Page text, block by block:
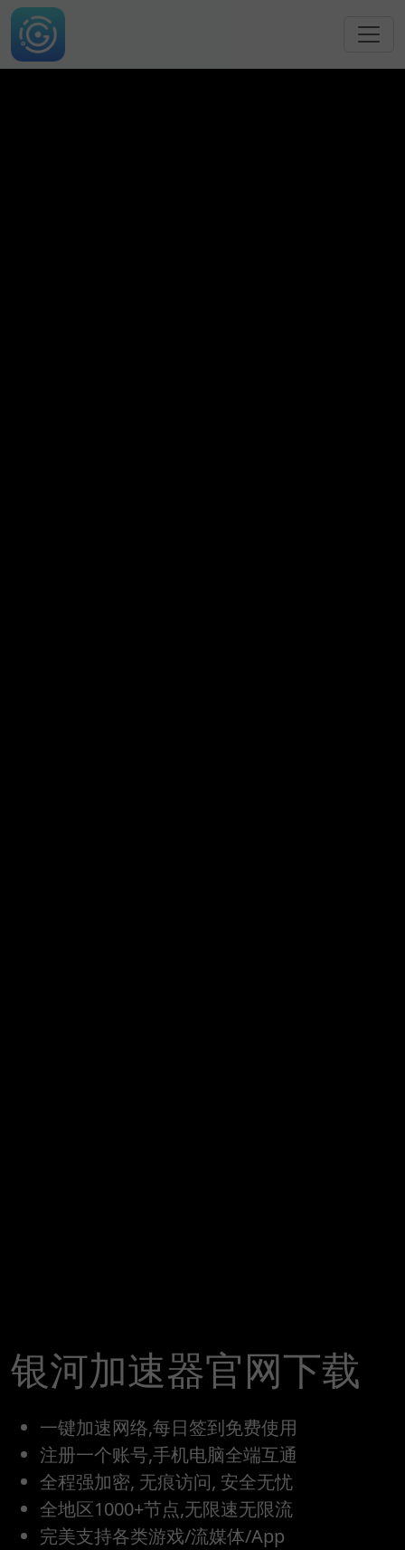
跳转到主要内容
银河加速器官网下载
一键加速网络,每日签到免费使用
注册一个账号,手机电脑全端互通
全程强加密, 无痕访问, 安全无忧
全地区1000+节点,无限速无限流
完美支持各类游戏/流媒体/App